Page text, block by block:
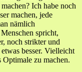
Ich habe noch
machen, jede
nämlich
spricht,
noch strikter und
besser. Vielleicht
zu machen.